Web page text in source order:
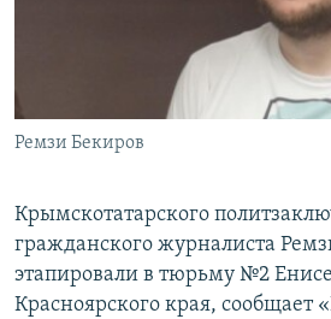
КРЫМ.НЕПОКОРЕННЫЙ
УКРАИНСКАЯ ПРОБЛЕМА КРЫМА
Ремзи Бекиров
Крымскотатарского
гражданского журналиста
этапировали в тюрьму №2
Красноярского края, сообщает